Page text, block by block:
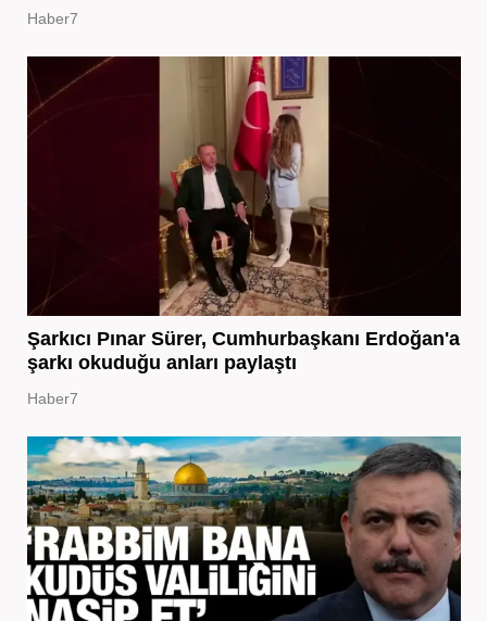
Haber7
Şarkıcı Pınar Sürer, Cumhurbaşkanı Erdoğan'a
şarkı okuduğu anları paylaştı
Haber7